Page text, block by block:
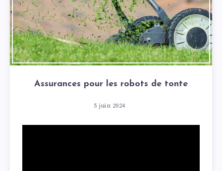
Assurances pour les robots de tonte
5 juin 2024